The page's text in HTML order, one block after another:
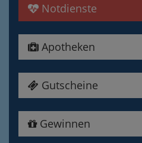
Notdienste
Apotheken
Gutscheine
Gewinnen